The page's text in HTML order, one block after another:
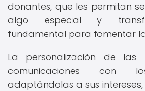
donantes, que les permitan
algo especial y
fundamental para fomentar
La personalización de las
comunicaciones con
adaptándolas a sus